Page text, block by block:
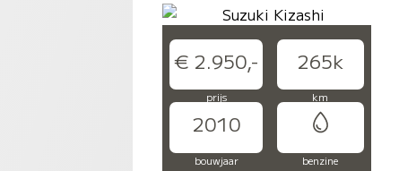
€ 2.950,- 265k
prijs km
2010
bouwjaar benzine